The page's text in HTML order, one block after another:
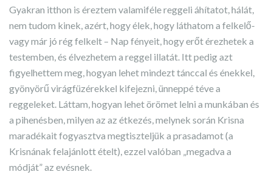
Gyakran itthon is éreztem valamiféle reggeli áhítatot, hálát,
nem tudom kinek, azért, hogy élek, hogy láthatom a felkelő-
vagy már jó rég felkelt – Nap fényeit, hogy erőt érezhetek a
testemben, és élvezhetem a reggel illatát. Itt pedig azt
figyelhettem meg, hogyan lehet mindezt tánccal és énekkel,
gyönyörű virágfüzérekkel kifejezni, ünneppé téve a
reggeleket. Láttam, hogyan lehet örömet lelni a munkában és
a pihenésben, milyen az az étkezés, melynek során Krisna
maradékait fogyasztva megtiszteljük a prasadamot (a
Krisnának felajánlott ételt), ezzel valóban „megadva a
módját” az evésnek.